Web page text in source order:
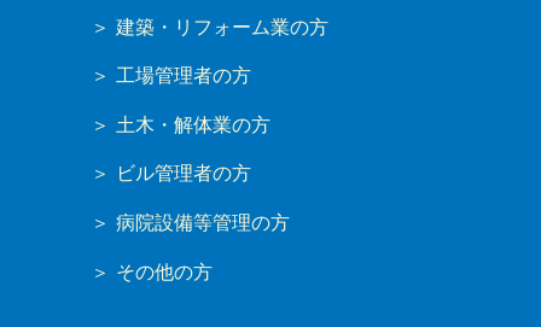
建築・リフォーム業の方
工場管理者の方
土木・解体業の方
ビル管理者の方
病院設備等管理の方
その他の方